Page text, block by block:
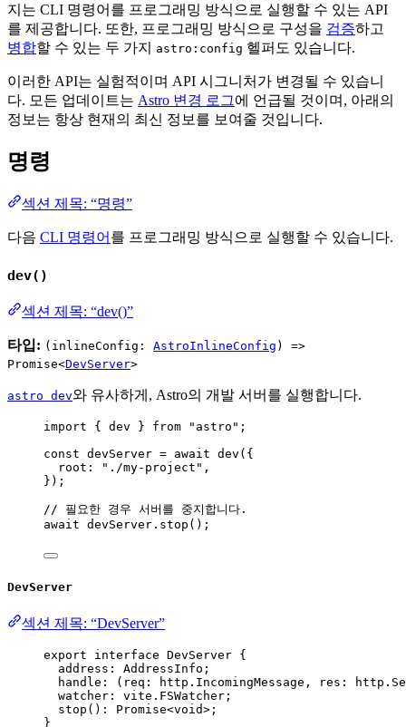
지는 CLI 명령어를 프로그래밍 방식으로 실행할 수 있는 API
를 제공합니다. 또한, 프로그래밍 방식으로 구성을 검증하고
병합할 수 있는 두 가지 astro:config 헬퍼도 있습니다.
이러한 API는 실험적이며 API 시그니처가 변경될 수 있습니
다. 모든 업데이트는 Astro 변경 로그에 언급될 것이며, 아래의
정보는 항상 현재의 최신 정보를 보여줄 것입니다.
명령
섹션 제목: “명령”
다음 CLI 명령어 를 프로그래밍 방식으로 실행할 수 있습니다.
dev()
섹션 제목: “dev()”
타입: (inlineConfig: AstroInlineConfig ) =>
Promise<DevServer>
astro dev와 유사하게, Astro의 개발 서버를 실행합니다.
import { dev } from " astro " ;
const devServer = await dev ( {
root:
" ./my-project " ,
} );
// 필요한 경우 서버를 중지합니다.
await devServer . stop ();
DevServer
섹션 제목: “DevServer”
export interface DevServer {
address : AddressInfo ;
handle : ( req : http . IncomingMessage , res : http .
watcher : vite . FSWatcher ;
stop () : Promise<void>;
}